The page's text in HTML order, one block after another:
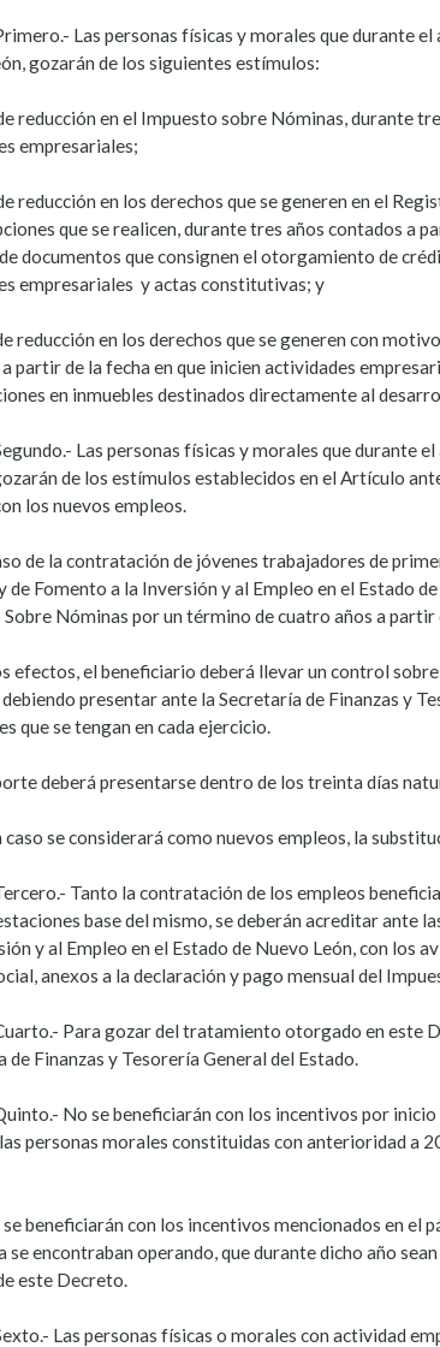
Las personas físicas y morales que durante
gozarán de los siguientes estímulos:
reducción en el Impuesto sobre Nóminas, durante
empresariales;
reducción en los derechos que se generen en el
que se realicen, durante tres años contados a
documentos que consignen el otorgamiento de
empresariales y actas constitutivas; y
reducción en los derechos que se generen con
partir de la fecha en que inicien actividades
en inmuebles destinados directamente al
Las personas físicas y morales que durante
de los estímulos establecidos en el Artículo
los nuevos empleos.
de la contratación de jóvenes trabajadores de
de Fomento a la Inversión y al Empleo en el Estado
Nóminas por un término de cuatro años a
efectos, el beneficiario deberá llevar un control
presentar ante la Secretaría de Finanzas y
que se tengan en cada ejercicio.
deberá presentarse dentro de los treinta días
caso se considerará como nuevos empleos, la
Tanto la contratación de los empleos
base del mismo, se deberán acreditar ante
y al Empleo en el Estado de Nuevo León, con los
anexos a la declaración y pago mensual del
Para gozar del tratamiento otorgado en este
de Finanzas y Tesorería General del Estado.
No se beneficiarán con los incentivos por
personas morales constituidas con anterioridad a
se beneficiarán con los incentivos mencionados en
se encontraban operando, que durante dicho año
este Decreto.
Las personas físicas o morales con actividad